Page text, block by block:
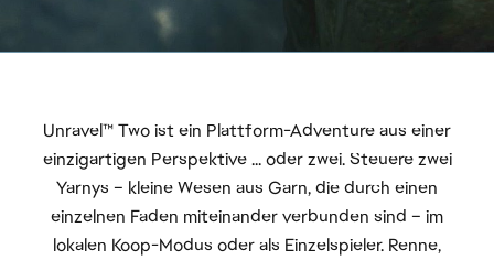
Unravel™ Two ist ein Plattform-Adventure aus einer
einzigartigen Perspektive ... oder zwei. Steuere zwei
Yarnys – kleine Wesen aus Garn, die durch einen
einzelnen Faden miteinander verbunden sind – im
lokalen Koop-Modus oder als Einzelspieler. Renne,